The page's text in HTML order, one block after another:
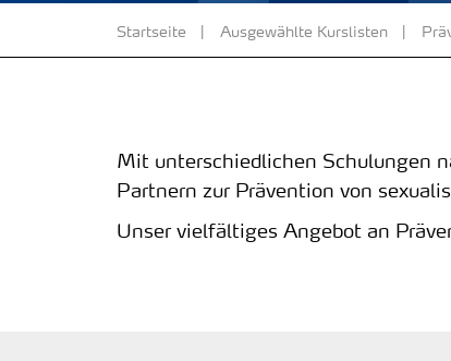
Startseite Ausgewählte Kurslisten
Mit unterschiedlichen Schulungen
Partnern zur Prävention von
Unser vielfältiges Angebot an